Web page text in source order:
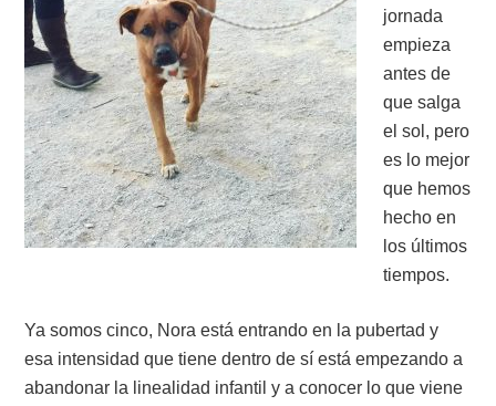
jornada
empieza
antes de
que salga
el sol, pero
es lo mejor
que hemos
hecho en
los últimos
tiempos.
Ya somos cinco, Nora está entrando en la pubertad y
esa intensidad que tiene dentro de sí está empezando a
abandonar la linealidad infantil y a conocer lo que viene